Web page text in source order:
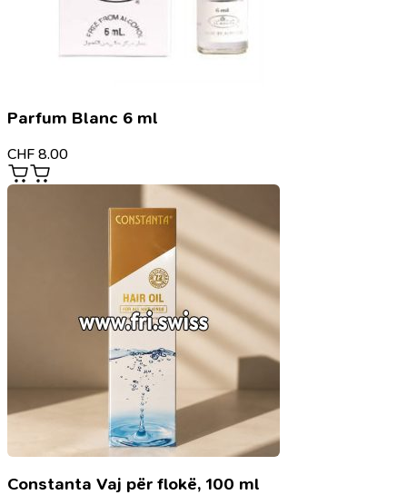
Parfum Blanc 6 ml
CHF 8.00
Constanta Vaj për flokë, 100 ml